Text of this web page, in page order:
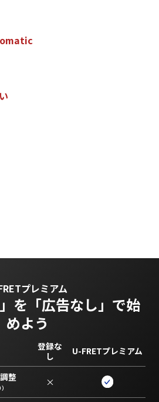
omatic
い
プレミアム
を 「広告なし」で始
めよう
登録な
し
U-FRETプレミアム
整 ×